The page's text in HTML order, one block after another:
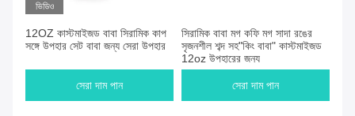
ভিডিও
12OZ কাস্টমাইজড বাবা সিরামিক কাপ
সঙ্গে উপহার সেট বাবা জন্য সেরা উপহার
সেরা দাম পান
সিরামিক বাবা মগ কফি মগ সাদা রঙের
সৃজনশীল শব্দ সহ"কিং বাবা" কাস্টমাইজড
12oz উপহারের জন্য
সেরা দাম পান